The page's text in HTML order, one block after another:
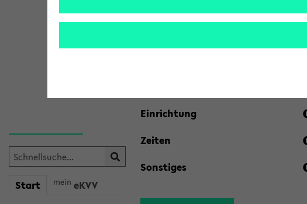
Start mein eKVV
Kombisuche im
Ihre Suchkriterien:
Einrichtung
Zeiten
Sonstiges